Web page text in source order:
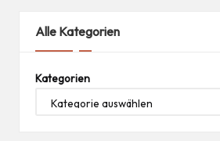
Alle Kategorien
Kategorien